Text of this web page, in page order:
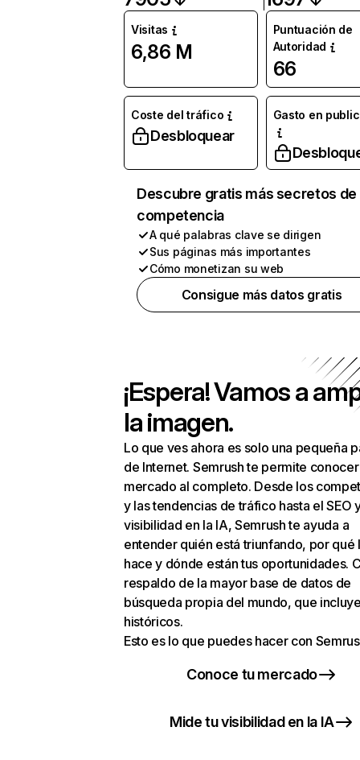
Visitas
6,86 M
Puntuación de
Autoridad
66
Coste del tráfico
Desbloquear
Gasto en
Descubre gratis más secretos de
competencia
A qué palabras clave se dirigen
Sus páginas más importantes
Cómo monetizan su web
Consigue más datos gratis
¡Espera! Vamos a
la imagen.
Lo que ves ahora es solo una pequeña
de Internet. Semrush te permite
mercado al completo. Desde los
y las tendencias de tráfico hasta el SEO
visibilidad en la IA, Semrush te ayuda a
entender quién está triunfando, por qué
hace y dónde están tus oportunidades.
respaldo de la mayor base de datos de
búsqueda propia del mundo, que
históricos.
Esto es lo que puedes hacer con
Conoce tu mercado
Mide tu visibilidad en la IA